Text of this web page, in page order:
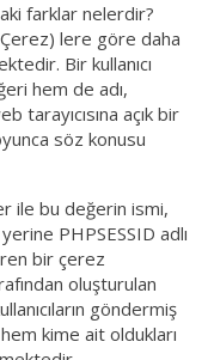
farklar nelerdir?
lere göre daha
Bir kullanıcı
hem de adı,
tarayıcısına açık bir
söz konusu
ile bu değerin ismi,
PHPSESSID adlı
bir çerez
oluşturulan
göndermiş
kime ait oldukları